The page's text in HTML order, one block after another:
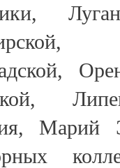
Марий